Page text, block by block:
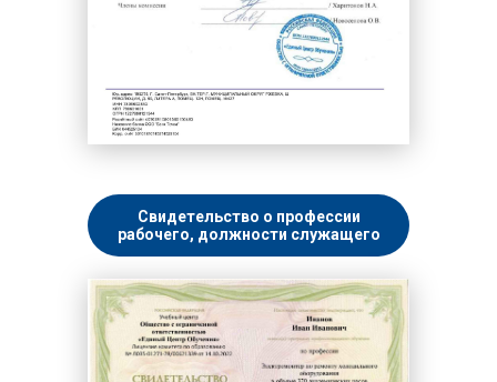
Свидетельство о профессии
рабочего, должности служащего